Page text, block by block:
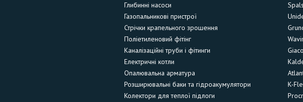
Глибинні насоси
Газопальникові пристрої
Стрічки крапельного зрошення
Поліетиленовий фітінг
Каналізаційні труби і фітинги
Електричні котли
Опалювальна арматура
Розширювальні баки та гідроакумулятори
Колектори для теплої підлоги
K-